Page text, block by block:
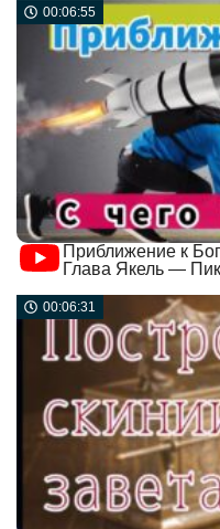
00:06:55
Приближение к
Глава Якель —
00:06:31